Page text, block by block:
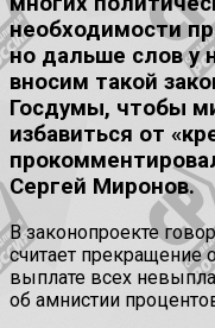
необходимости
но дальше слов у
вносим такой
Госдумы, чтобы
избавиться от
Сергей Миронов.
В законопроекте
считает прекращение
выплате всех
об амнистии